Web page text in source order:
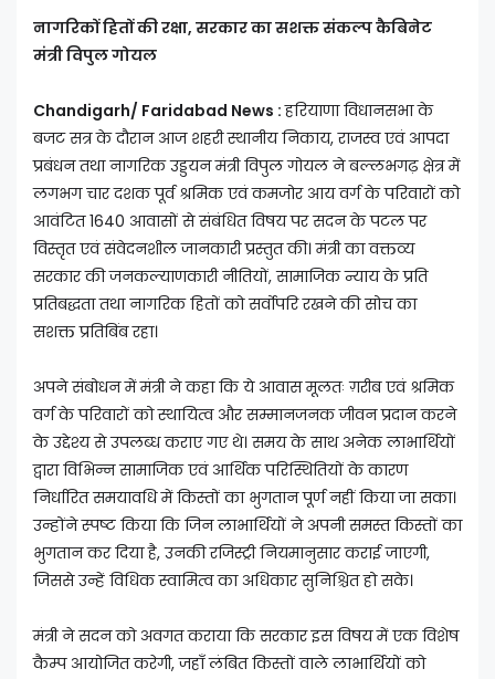
नागरिकों हितों की रक्षा, सरकार का सशक्त संकल्प कैबिनेट
मंत्री विपुल गोयल
Chandigarh/ Faridabad News :हरियाणा विधानसभा के
बजट सत्र के दौरान आज शहरी स्थानीय निकाय, राजस्व एवं आपदा
प्रबंधन तथा नागरिक उड्डयन मंत्री विपुल गोयल ने बल्लभगढ़ क्षेत्र में
लगभग चार दशक पूर्व श्रमिक एवं कमजोर आय वर्ग के परिवारों को
आवंटित 1640 आवासों से संबंधित विषय पर सदन के पटल पर
विस्तृत एवं संवेदनशील जानकारी प्रस्तुत की। मंत्री का वक्तव्य
सरकार की जनकल्याणकारी नीतियों, सामाजिक न्याय के प्रति
प्रतिबद्धता तथा नागरिक हितों को सर्वोपरि रखने की सोच का
सशक्त प्रतिबिंब रहा।
अपने संबोधन में मंत्री ने कहा कि ये आवास मूलतः ग़रीब एवं श्रमिक
वर्ग के परिवारों को स्थायित्व और सम्मानजनक जीवन प्रदान करने
के उद्देश्य से उपलब्ध कराए गए थे। समय के साथ अनेक लाभार्थियों
द्वारा विभिन्न सामाजिक एवं आर्थिक परिस्थितियों के कारण
निर्धारित समयावधि में किस्तों का भुगतान पूर्ण नहीं किया जा सका।
उन्होंने स्पष्ट किया कि जिन लाभार्थियों ने अपनी समस्त किस्तों का
भुगतान कर दिया है, उनकी रजिस्ट्री नियमानुसार कराई जाएगी,
जिससे उन्हें विधिक स्वामित्व का अधिकार सुनिश्चित हो सके।
मंत्री ने सदन को अवगत कराया कि सरकार इस विषय में एक विशेष
कैम्प आयोजित करेगी, जहाँ लंबित किस्तों वाले लाभार्थियों को